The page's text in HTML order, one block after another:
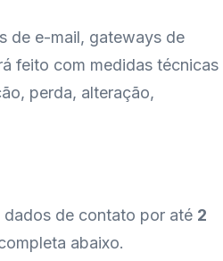
de e-mail, gateways de
feito com medidas técnicas
perda, alteração,
de contato por até 2
abaixo.